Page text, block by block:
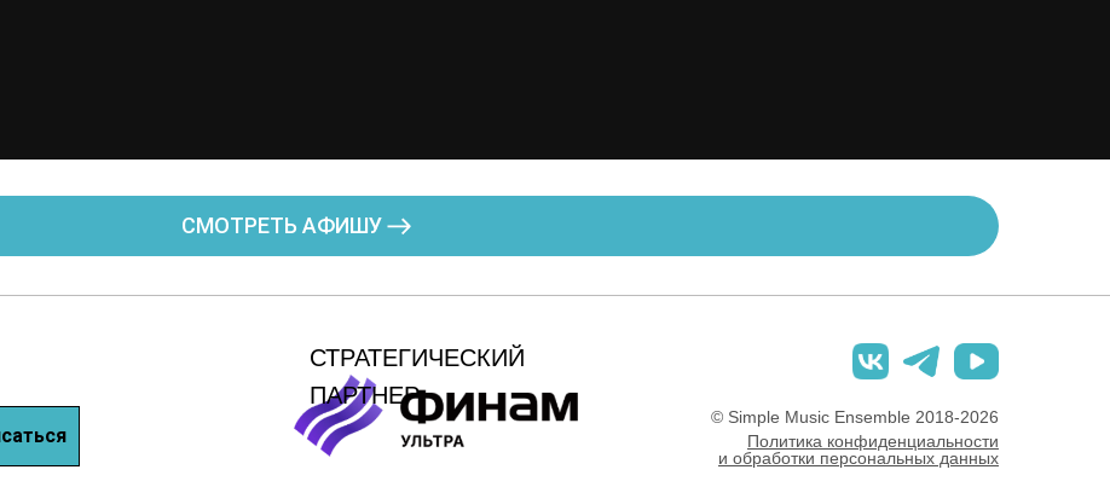
СМОТРЕТЬ АФИШУ
© Simple Music Ensemble 2018-2026
Политика конфиденциальности
и обработки персональных данных
СТРАТЕГИЧEСКИЙ
ПАРТНЕР